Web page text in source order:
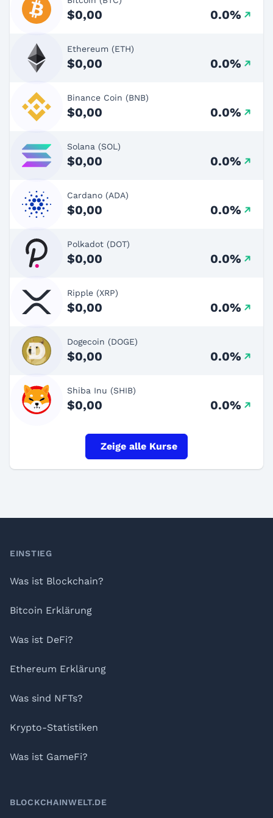
$0,00 0.0%
Ethereum (ETH)
$0,00 0.0%
Binance Coin (BNB)
$0,00 0.0%
Solana (SOL)
$0,00 0.0%
Cardano (ADA)
$0,00 0.0%
Polkadot (DOT)
$0,00 0.0%
Ripple (XRP)
$0,00 0.0%
Dogecoin (DOGE)
$0,00 0.0%
Shiba Inu (SHIB)
$0,00 0.0%
Zeige alle Kurse
Footer
EINSTIEG
Was ist Blockchain?
Bitcoin Erklärung
Was ist DeFi?
Ethereum Erklärung
Was sind NFTs?
Krypto-Statistiken
Was ist GameFi?
BLOCKCHAINWELT.DE